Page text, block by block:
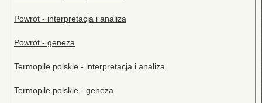
Powrót - interpretacja i analiza
Powrót - geneza
Termopile polskie - interpretacja i analiza
Termopile polskie - geneza